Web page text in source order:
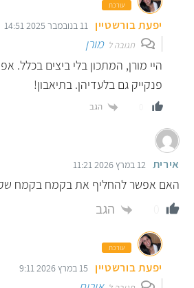
עורכת
יפעת בורשטיין 11 בנובמבר 2025 14:51
תגובה למורן
היי מורן, המתכון בלי ביצים בכלל.
פנקייק גם בלעדיהן. בתיאבון!
הגב
אירית 12 במרץ 2026 11:21
האם אפשר להחליף את בקמח בקמח
הגב
עורכת
יפעת בורשטיין 15 במרץ 2026 9:11